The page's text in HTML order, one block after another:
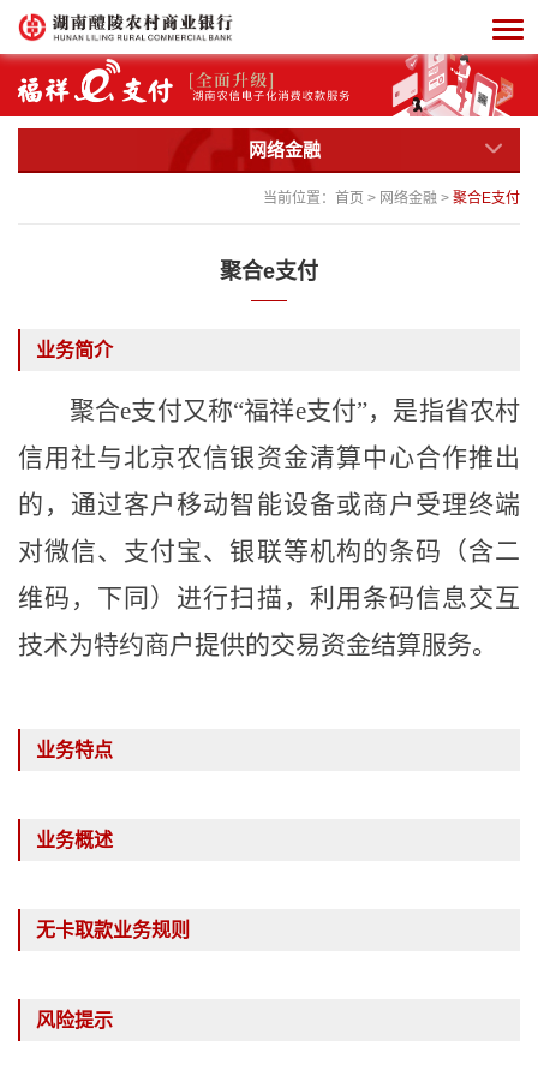
网络金融
当前位置： 首页 > 网络金融 > 聚合E支付
聚合e支付
业务简介
聚合e支付又称“福祥e支付”，是指省农村
信用社与北京农信银资金清算中心合作推出
的，通过客户移动智能设备或商户受理终端
对微信、支付宝、银联等机构的条码（含二
维码，下同）进行扫描，利用条码信息交互
技术为特约商户提供的交易资金结算服务。
业务特点
业务概述
无卡取款业务规则
风险提示